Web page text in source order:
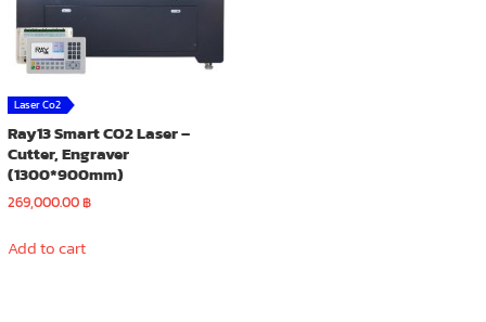
Laser Co2
Ray13 Smart CO2 Laser –
Cutter, Engraver
(1300*900mm)
269,000.00฿
Add to cart